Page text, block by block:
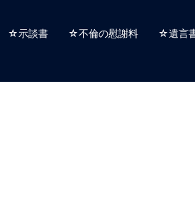
☆示談書 ☆不倫の慰謝料 ☆遺言